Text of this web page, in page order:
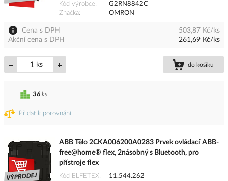
Kód výrobce
G2RN8842C
Značka
OMRON
Cena s DPH
503,87 Kč/ks
Akční cena s DPH
261,69 Kč/ks
ks do košíku
Přidat k porovnání
36 ks
ABB Tělo 2CKA006200A0283 Prvek ovládací ABB-
free@home® flex, 2násobný s Bluetooth, pro
přístroje flex
Kód ELFETEX 11.544.262